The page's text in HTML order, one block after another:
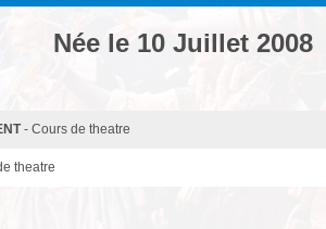
Née le 10 Juillet 2008
- Cours de theatre
theatre